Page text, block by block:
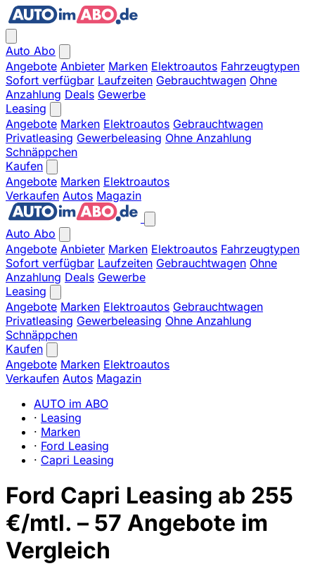
Auto Abo
Angebote Anbieter Marken Elektroautos Fahrzeugtypen
Sofort verfügbar Laufzeiten Gebrauchtwagen Ohne
Anzahlung Deals Gewerbe
Leasing
Angebote Marken Elektroautos Gebrauchtwagen
Privatleasing Gewerbeleasing Ohne Anzahlung
Schnäppchen
Kaufen
Angebote Marken Elektroautos
Verkaufen Autos Magazin
Auto Abo
Angebote Anbieter Marken Elektroautos Fahrzeugtypen
Sofort verfügbar Laufzeiten Gebrauchtwagen Ohne
Anzahlung Deals Gewerbe
Leasing
Angebote Marken Elektroautos Gebrauchtwagen
Privatleasing Gewerbeleasing Ohne Anzahlung
Schnäppchen
Kaufen
Angebote Marken Elektroautos
Verkaufen Autos Magazin
AUTO im ABO
· Leasing
· Marken
· Ford Leasing
· Capri Leasing
Ford Capri Leasing ab 255
€/mtl. – 57 Angebote im
Vergleich